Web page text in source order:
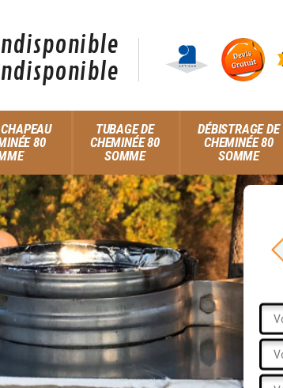
80
TUBAGE DE
CHEMINÉE 80
SOMME
DÉBISTRAGE DE
CHEMINÉE 80
SOMME